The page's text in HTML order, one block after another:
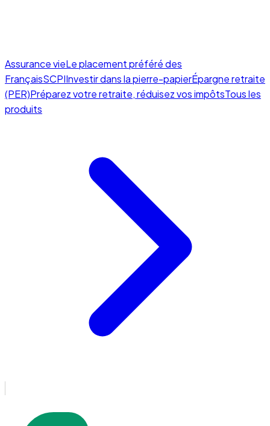
Assurance vieLe placement préféré des
FrançaisSCPIInvestir dans la pierre-papierÉpargne retraite
(PER)Préparez votre retraite, réduisez vos impôtsTous les
produits